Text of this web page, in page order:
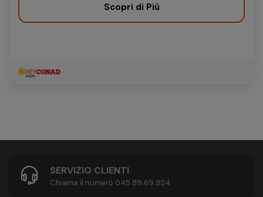
Scopri di Più
SERVIZIO CLIENTI
Chiama il numero 045.89.69.924